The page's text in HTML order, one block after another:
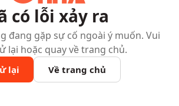
có lỗi xảy ra
đang gặp sự cố ngoài ý muốn. Vui
lại hoặc quay về trang chủ.
lại Về trang chủ